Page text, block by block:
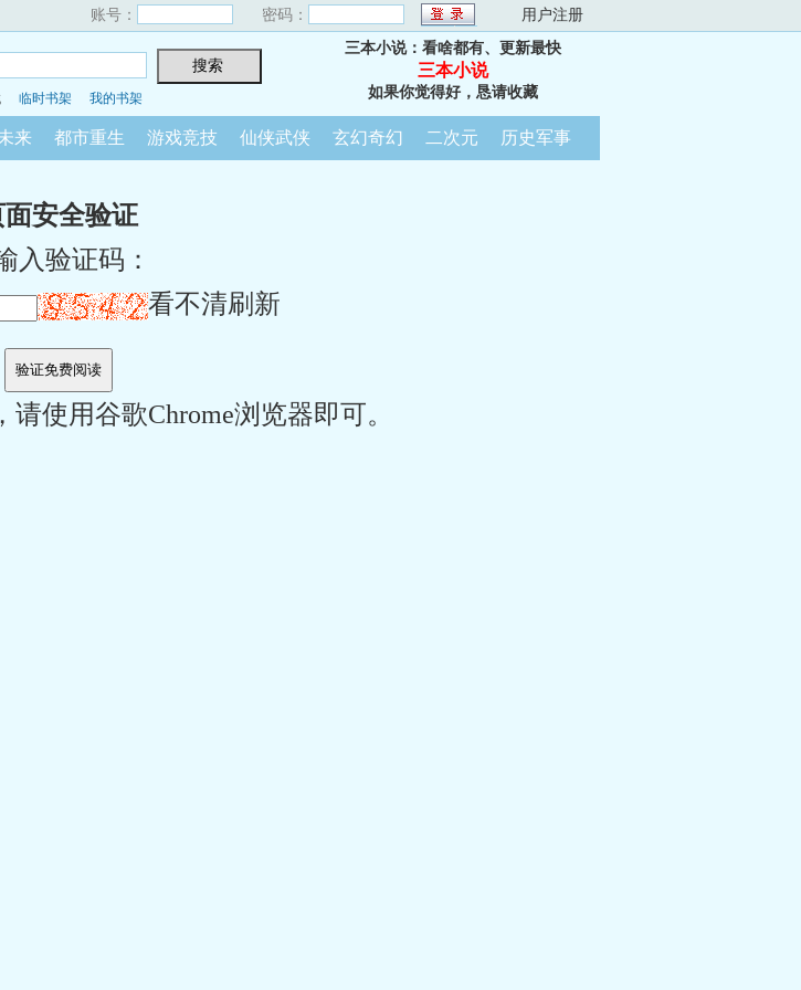
账号： 密码： 用户注册
临时书架 我的书架
三本小说：看啥都有、更新最快
三本小说
如果你觉得好，恳请收藏
来 都市重生 游戏竞技 仙侠武侠 玄幻奇幻 二次元 历史军事
面安全验证
入验证码：
看不清刷新
使用谷歌Chrome浏览器即可。